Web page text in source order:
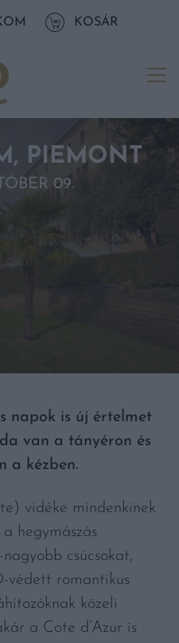
KOSÁR
PIEMONT
09.
napok is új értelmet
van a tányéron és
a kézben.
vidéke mindenkinek
hegymászás
csúcsokat,
védett romantikus
közeli
a Cote d’Azur is